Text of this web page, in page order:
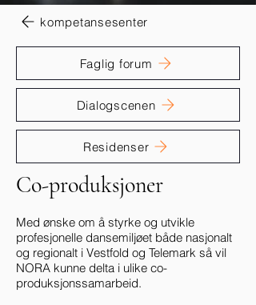
kompetansesenter
Faglig forum
Dialogscenen
Residenser
Co-produksjoner
Med ønske om å styrke og utvikle
profesjonelle dansemiljøet både nasjonalt
og regionalt i Vestfold og Telemark så vil
NORA kunne delta i ulike co-
produksjonssamarbeid.